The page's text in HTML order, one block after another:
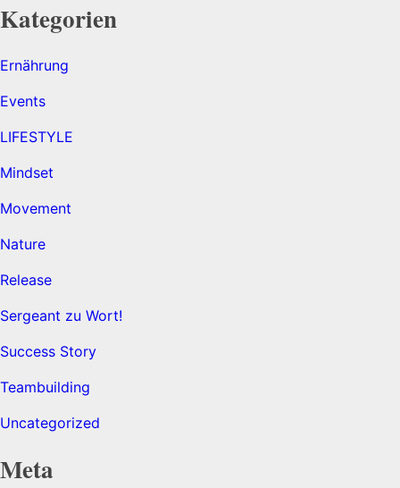
Kategorien
Ernährung
Events
LIFESTYLE
Mindset
Movement
Nature
Release
Sergeant zu Wort!
Success Story
Teambuilding
Uncategorized
Meta